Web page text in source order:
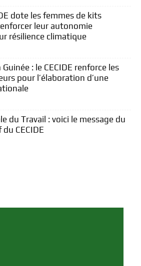
dote les femmes de kits
leur autonomie
résilience climatique
: le CECIDE renforce les
pour l’élaboration d’une
du Travail : voici le message du
CECIDE